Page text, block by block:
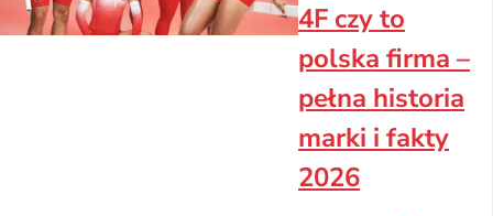
4F czy to
polska firma –
pełna historia
marki i fakty
2026